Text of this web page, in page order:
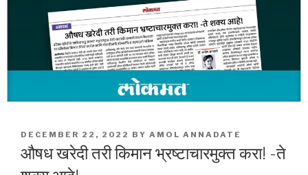
POSTED
ON
DECEMBER 22, 2022 BY AMOL ANNADATE
औषध खरेदी तरी किमान भ्रष्टाचारमुक्त करा! -ते